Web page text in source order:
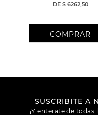
DE $ 6262,50
SUSCRIBITE A
¡Y enterate de